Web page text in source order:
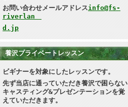
お問い合わせメールアドレスinfo@fs-
riverlan
d.jp
養沢プライベートレッスン
ビギナーを対象にしたレッスンです。
先ず当店に通っていただき養沢で困らない
キャスティング&プレゼンテーションを覚
えていただきます。